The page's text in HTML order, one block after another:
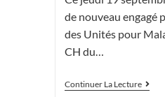
de nouveau engagé
des Unités pour
CH du…
Continuer La LectureJeux